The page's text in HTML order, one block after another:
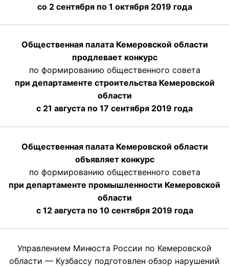
со 2 сентября по 1 октября 2019 года
Общественная палата Кемеровской области
продлевает конкурс
по формированию общественного совета
при департаменте строительства Кемеровской
области
с 21 августа по 17 сентября 2019 года
Общественная палата Кемеровской области
объявляет конкурс
по формированию общественного совета
при департаменте промышленности Кемеровской
области
с 12 августа по 10 сентября 2019 года
Управлением Минюста России по Кемеровской
области — Кузбассу подготовлен обзор нарушений